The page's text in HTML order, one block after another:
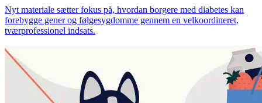
Nyt materiale sætter fokus på, hvordan borgere med diabetes kan
forebygge gener og følgesygdomme gennem en velkoordineret,
tværprofessionel indsats.